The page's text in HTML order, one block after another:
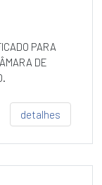
PARA
DE
detalhes